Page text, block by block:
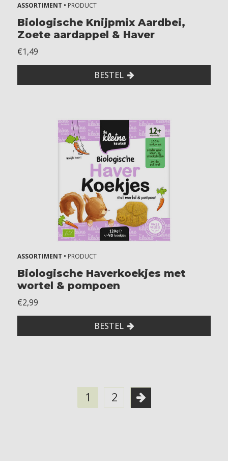
ASSORTIMENT • PRODUCT
Biologische Knijpmix Aardbei,
Zoete aardappel & Haver
€1,49
BESTEL
ASSORTIMENT • PRODUCT
Biologische Haverkoekjes met
wortel & pompoen
€2,99
BESTEL
1 2